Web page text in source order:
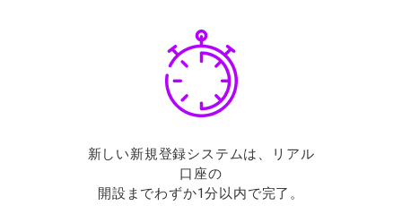
新しい新規登録システムは、リアル
口座の
開設までわずか1分以内で完了。